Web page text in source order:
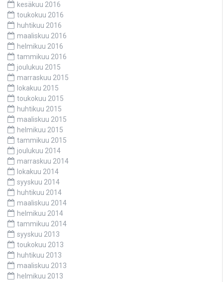
kesäkuu 2016
toukokuu 2016
huhtikuu 2016
maaliskuu 2016
helmikuu 2016
tammikuu 2016
joulukuu 2015
marraskuu 2015
lokakuu 2015
toukokuu 2015
huhtikuu 2015
maaliskuu 2015
helmikuu 2015
tammikuu 2015
joulukuu 2014
marraskuu 2014
lokakuu 2014
syyskuu 2014
huhtikuu 2014
maaliskuu 2014
helmikuu 2014
tammikuu 2014
syyskuu 2013
toukokuu 2013
huhtikuu 2013
maaliskuu 2013
helmikuu 2013